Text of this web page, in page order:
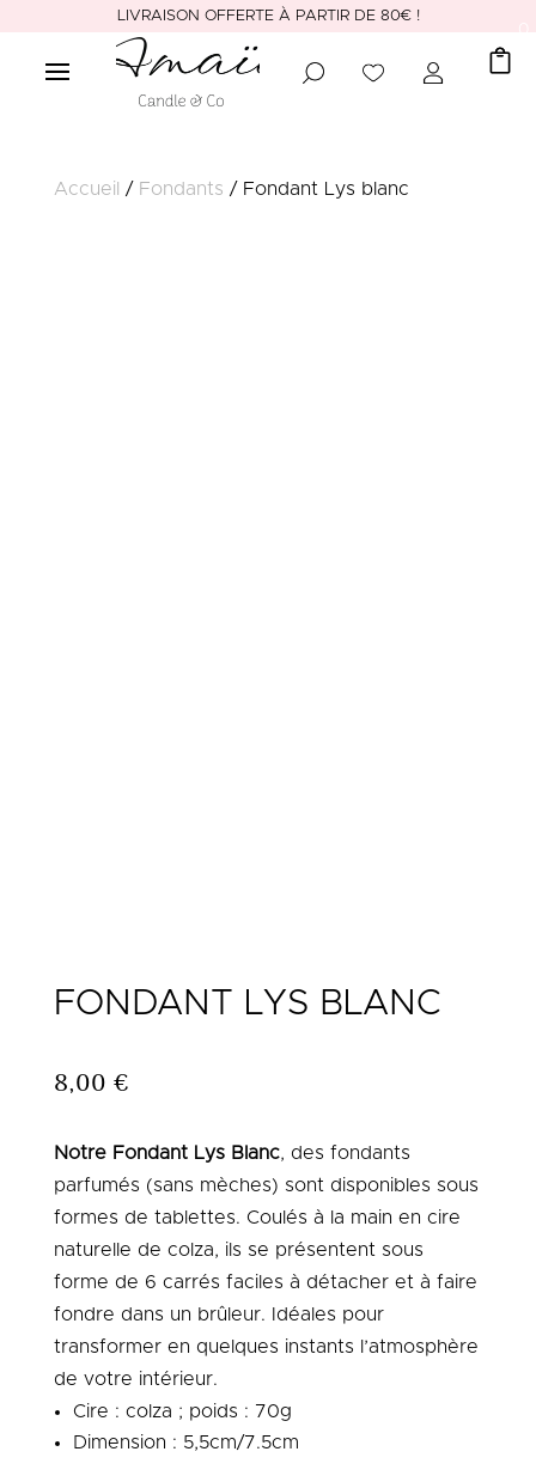
LIVRAISON OFFERTE À PARTIR DE 80€ !
Accueil / Fondants / Fondant Lys blanc
FONDANT LYS BLANC
8,00 €
Notre Fondant Lys Blanc, des fondants
parfumés (sans mèches) sont disponibles sous
formes de tablettes. Coulés à la main en cire
naturelle de colza, ils se présentent sous
forme de 6 carrés faciles à détacher et à faire
fondre dans un brûleur. Idéales pour
transformer en quelques instants l’atmosphère
de votre intérieur.
Cire : colza ; poids : 70g
Dimension : 5,5cm/7.5cm